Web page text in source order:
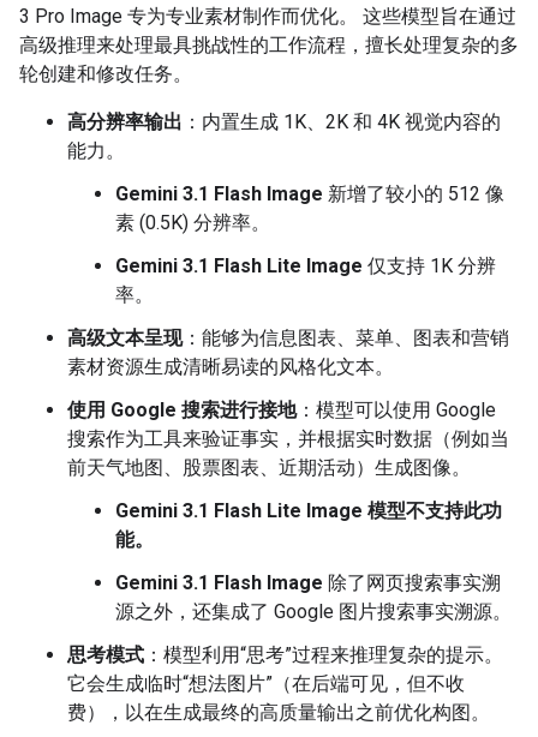
3 Pro Image 专为专业素材制作而优化。 这些模型旨在通过
高级推理来处理最具挑战性的工作流程，擅长处理复杂的多
轮创建和修改任务。
高分辨率输出 ：内置生成 1K、2K 和 4K 视觉内容的
能力。
Gemini 3.1 Flash Image 新增了较小的 512 像
素 (0.5K) 分辨率。
Gemini 3.1 Flash Lite Image 仅支持 1K 分辨
率。
高级文本呈现：能够为信息图表、菜单、图表和营销
素材资源生成清晰易读的风格化文本。
使用 Google 搜索进行接地：模型可以使用 Google
搜索作为工具来验证事实，并根据实时数据（例如当
前天气地图、股票图表、近期活动）生成图像。
Gemini 3.1 Flash Lite Image 模型不支持此功
能。
Gemini 3.1 Flash Image 除了网页搜索事实溯
源之外，还集成了 Google 图片搜索事实溯源。
思考模式 ：模型利用“思考”过程来推理复杂的提示。
它会生成临时“想法图片”（在后端可见，但不收
费），以在生成最终的高质量输出之前优化构图。